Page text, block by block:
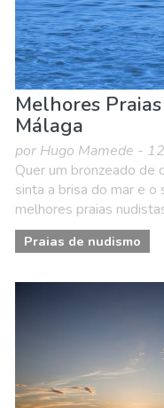
Melhores
Málaga
por Hugo Mamede -
Quer um bronzeado de
sinta a brisa do mar e
melhores praias
Praias de nudismo